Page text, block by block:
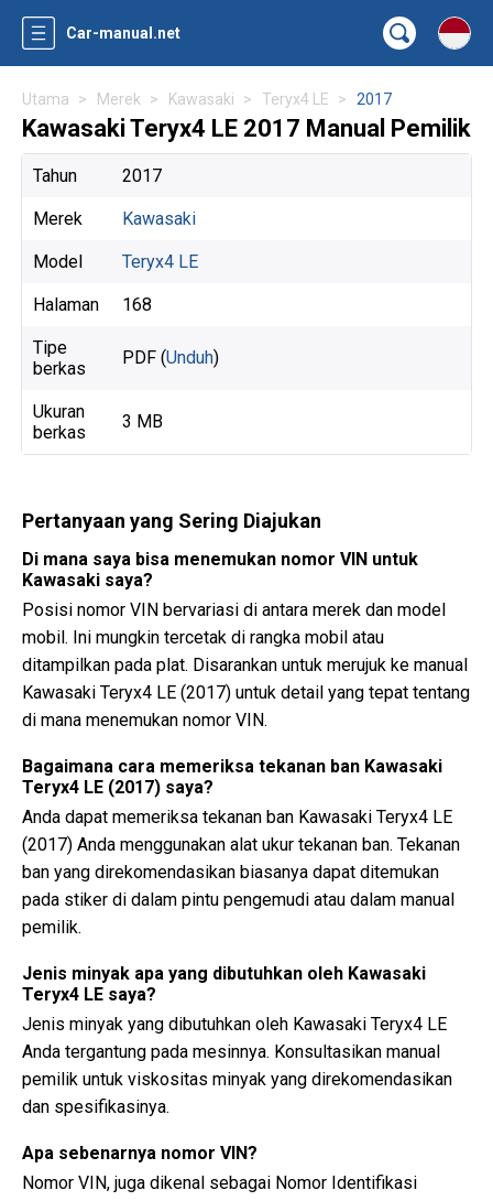
Car-manual.net
Utama Merek Kawasaki Teryx4 LE 2017
Kawasaki Teryx4 LE 2017 Manual Pemilik
Tahun 2017
Merek Kawasaki
Model Teryx4 LE
Halaman 168
Tipe
berkas
PDF (Unduh)
Ukuran
berkas
3 MB
Pertanyaan yang Sering Diajukan
Di mana saya bisa menemukan nomor VIN untuk
Kawasaki saya?
Posisi nomor VIN bervariasi di antara merek dan model
mobil. Ini mungkin tercetak di rangka mobil atau
ditampilkan pada plat. Disarankan untuk merujuk ke manual
Kawasaki Teryx4 LE (2017) untuk detail yang tepat tentang
di mana menemukan nomor VIN.
Bagaimana cara memeriksa tekanan ban Kawasaki
Teryx4 LE (2017) saya?
Anda dapat memeriksa tekanan ban Kawasaki Teryx4 LE
(2017) Anda menggunakan alat ukur tekanan ban. Tekanan
ban yang direkomendasikan biasanya dapat ditemukan
pada stiker di dalam pintu pengemudi atau dalam manual
pemilik.
Jenis minyak apa yang dibutuhkan oleh Kawasaki
Teryx4 LE saya?
Jenis minyak yang dibutuhkan oleh Kawasaki Teryx4 LE
Anda tergantung pada mesinnya. Konsultasikan manual
pemilik untuk viskositas minyak yang direkomendasikan
dan spesifikasinya.
Apa sebenarnya nomor VIN?
Nomor VIN, juga dikenal sebagai Nomor Identifikasi